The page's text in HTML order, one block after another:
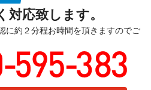
対応致します。
に約２分程お時間を頂きますのでご